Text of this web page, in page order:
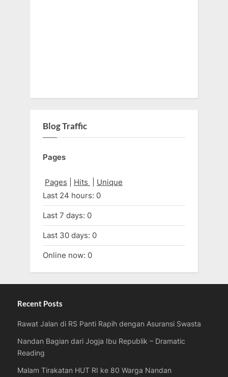
Blog Traffic
Pages
Pages Hits
Unique
Last 24 hours: 0
Last 7 days: 0
Last 30 days: 0
Online now: 0
Recent Posts
Rawat Jalan di RS Panti Rapih dengan Asuransi Swasta
Nandan Bagian dari Jogja Ibu Republik – Dramatic
Reading
Malam Tirakatan HUT RI ke 80 Warga Nandan